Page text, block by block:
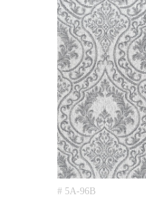
# 5A-96B